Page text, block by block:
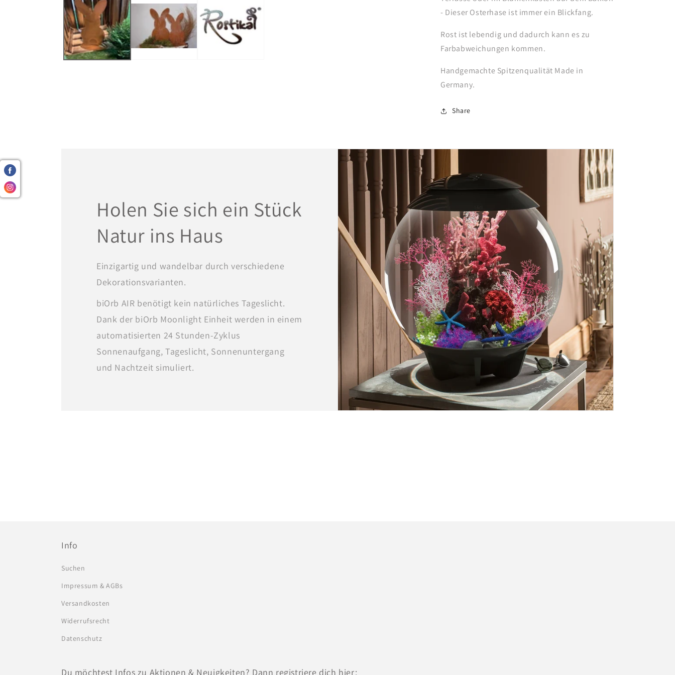
Modal
öffnen
- Dieser Osterhase ist immer ein Blickfang.
Rost ist lebendig und dadurch kann es zu
Farbabweichungen kommen.
Handgemachte Spitzenqualität Made in
Germany.
Share
Holen Sie sich ein Stück
Natur ins Haus
Einzigartig und wandelbar durch verschiedene
Dekorationsvarianten.
biOrb AIR benötigt kein natürliches Tageslicht.
Dank der biOrb Moonlight Einheit werden in einem
automatisierten 24 Stunden-Zyklus
Sonnenaufgang, Tageslicht, Sonnenuntergang
und Nachtzeit simuliert.
Info
Suchen
Impressum & AGBs
Versandkosten
Widerrufsrecht
Datenschutz
Du möchtest Infos zu Aktionen & Neuigkeiten? Dann registriere dich hier: